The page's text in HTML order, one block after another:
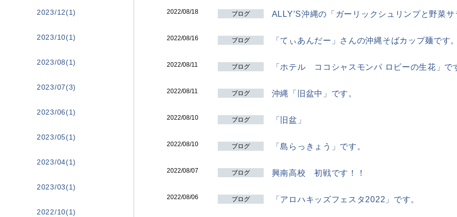
2023/12(1)
2023/10(1)
2023/08(1)
2023/07(3)
2023/06(1)
2023/05(1)
2023/04(1)
2023/03(1)
2022/10(1)
2022/08/18 ブログ ALLY’S沖縄の「ガーリックシュリンプと野菜サ
2022/08/16 ブログ 「てぃあんだー」さんの沖縄そばカップ麺です。
2022/08/11 ブログ 「ホテル ココシャスモンパ ロビーの生花」で
2022/08/11 ブログ 沖縄「旧盆中」です。
2022/08/10 ブログ 「旧盆」
2022/08/10 ブログ 「島らっきょう」です。
2022/08/07 ブログ 興南高校 初戦です！！
2022/08/06 ブログ 「アロハキッズフェスタ2022」です。